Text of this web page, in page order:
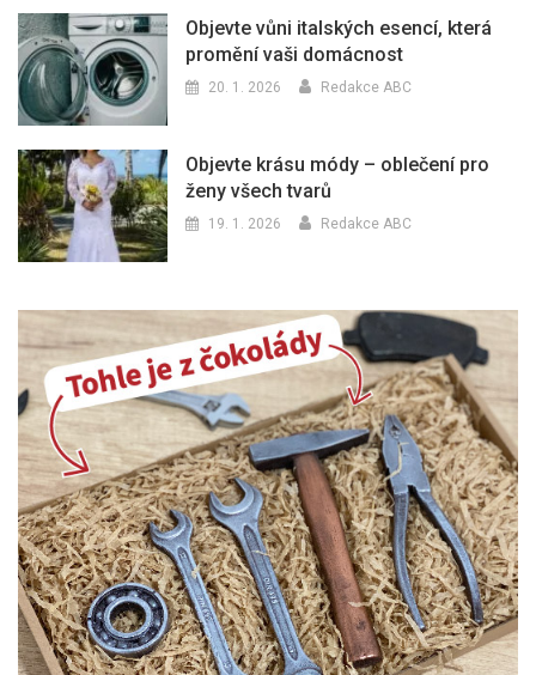
Objevte vůni italských esencí, která
promění vaši domácnost
20. 1. 2026 Redakce ABC
Objevte krásu módy – oblečení pro
ženy všech tvarů
19. 1. 2026 Redakce ABC